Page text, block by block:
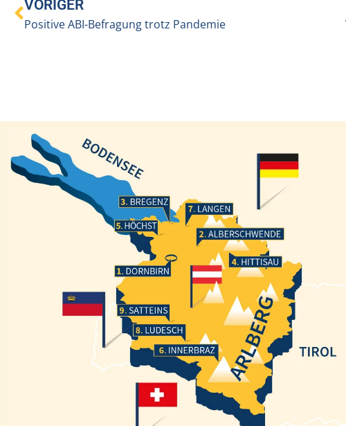
VORIGER
Positive ABI-Befragung trotz Pandemie
Dornbirn
Bregenz
Langen
Ludesch
Innerbraz
Alberschwende
Höchst